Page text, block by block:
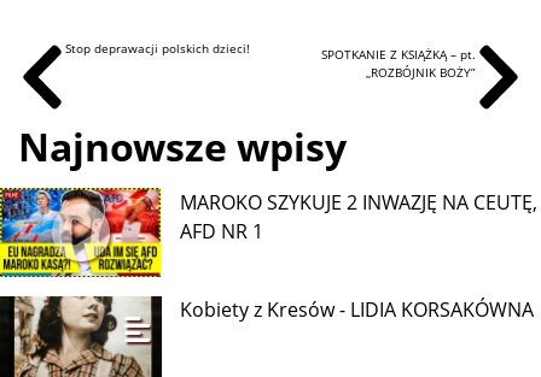
Stop deprawacji polskich dzieci!
SPOTKANIE Z KSIĄŻKĄ – pt.
,,ROZBÓJNIK BOŻY”
Najnowsze wpisy
MAROKO SZYKUJE 2 INWAZJĘ NA CEUTĘ,
AFD NR 1
Kobiety z Kresów - LIDIA KORSAKÓWNA